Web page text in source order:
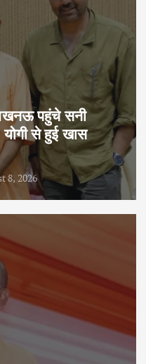
पहुंचे सनी
से हुई खास
8, 2026